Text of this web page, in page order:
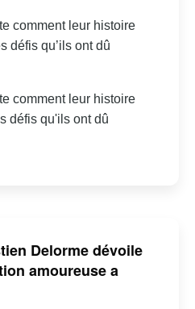
comment leur histoire
défis qu’ils ont dû
comment leur histoire
défis qu'ils ont dû
Delorme dévoile
amoureuse a